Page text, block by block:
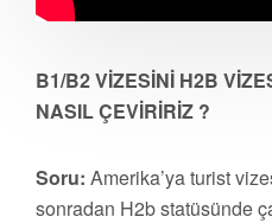
B1/B2 VİZESİNİ H2B
NASIL ÇEVİRİRİZ ?
Soru: Amerika’ya turist
sonradan H2b statüsünde